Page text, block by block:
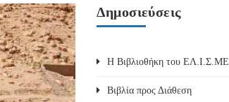
Δημοσιεύσεις
Η Βιβλιοθήκη του ΕΛ.Ι.Σ.ΜΕ
Βιβλία προς Διάθεση